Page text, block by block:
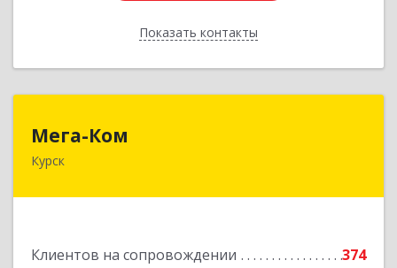
Показать контакты
Назад
Мега-Ком
Курск
Клиентов на сопровождении
374
305001, Курская обл, Курск г, Красной Армии ул,